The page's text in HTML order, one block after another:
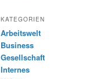
KATEGORIEN
Arbeitswelt
Business
Gesellschaft
Internes